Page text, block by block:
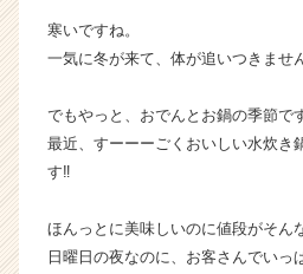
が
就
活
ト
チ
寒いですね。
一気に冬が来て、体が追いつきませ
でもやっと、おでんとお鍋の季節で
最近、すーーーごくおいしい水炊き
す‼︎
ほんっとに美味しいのに値段がそん
日曜日の夜なのに、お客さんでいっ